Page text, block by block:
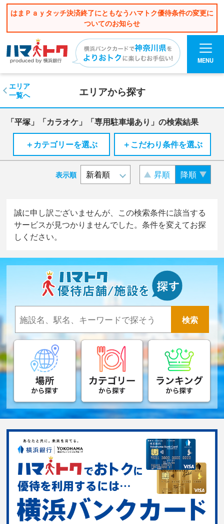
はまＰａｙタッチ決済終了にともなうハマトク優待条件の変更に
ついてのお知らせ
MENU
エリアから探す
エリア
一覧へ
「平塚」「カラオケ」「専用駐車場あり」の検索結果
＋カテゴリーを選ぶ
＋こだわり条件を選ぶ
表示順 昇順 降順
誠に申し訳ございませんが、この検索条件に該当する
サービスが見つかりませんでした。条件を変えてお探
しください。